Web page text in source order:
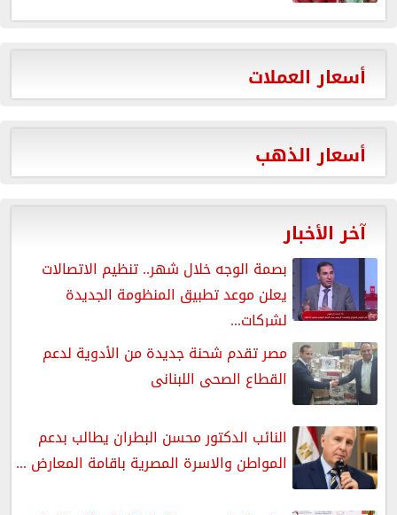
أسعار العملات
أسعار الذهب
آخر الأخبار
بصمة الوجه خلال شهر.. تنظيم الاتصالات
يعلن موعد تطبيق المنظومة الجديدة
لشركات...
مصر تقدم شحنة جديدة من الأدوية لدعم
القطاع الصحى اللبنانى
النائب الدكتور محسن البطران يطالب بدعم
المواطن والاسرة المصرية باقامة المعارض ...